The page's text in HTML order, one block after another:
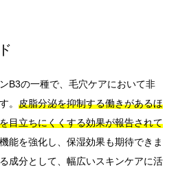
B3の一種で、毛穴ケアにおいて非
。 皮脂分泌を抑制する働きがあるほ
目立ちにくくする効果が報告されて
能を強化し、保湿効果も期待できま
成分として、幅広いスキンケアに活